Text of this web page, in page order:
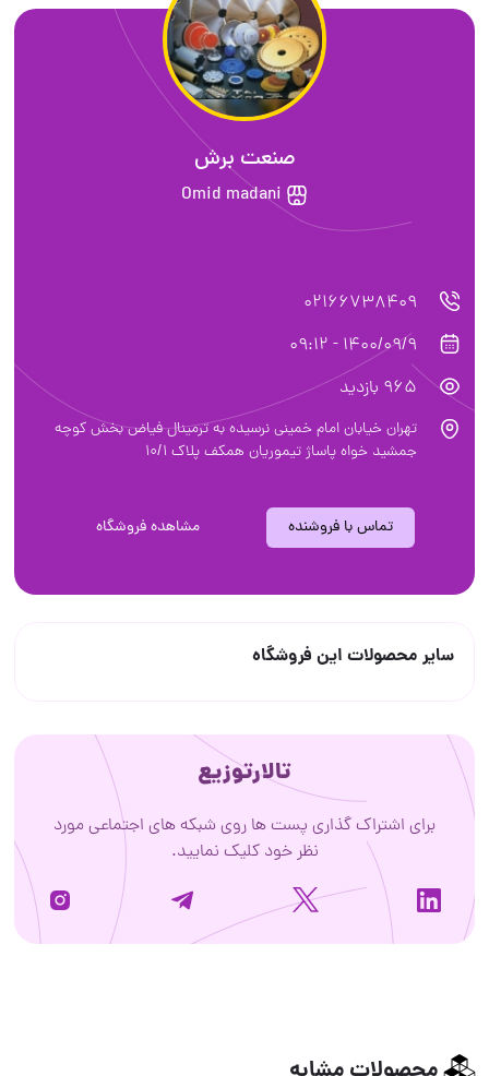
صنعت برش
Omid madani
02166738409
1400/09/9 - 09:12
965 بازدید
تهران خیابان امام خمینی نرسیده به ترمینال فیاض بخش کوچه
جمشید خواه پاساژ تیموریان همکف پلاک 10/1
تماس با فروشنده مشاهده فروشگاه
سایر محصولات این فروشگاه
تالارتوزیع
برای اشتراک گذاری پست ها روی شبکه های اجتماعی مورد
نظر خود کلیک نمایید.